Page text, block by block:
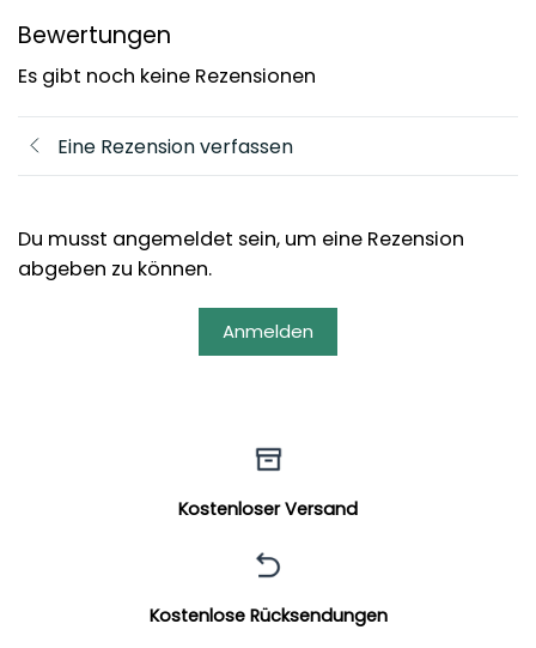
Bewertungen
Es gibt noch keine Rezensionen
Eine Rezension verfassen
Du musst angemeldet sein, um eine Rezension
abgeben zu können.
Anmelden
Kostenloser Versand
Kostenlose Rücksendungen